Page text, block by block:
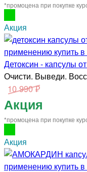
*промоцена при покупке
Акция
Детоксин - капсулы
Очисти. Выведи.
10 990 ₽
Акция
*промоцена при покупке
Акция